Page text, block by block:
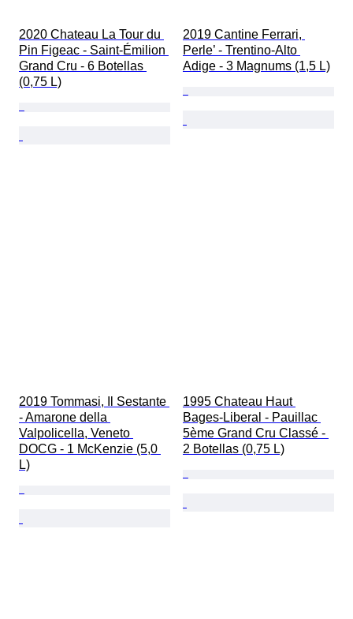
2020 Chateau La Tour du
Pin Figeac - Saint-Émilion
Grand Cru - 6 Botellas
(0,75 L)
2019 Cantine Ferrari,
Perle’ - Trentino-Alto
Adige - 3 Magnums (1,5 L)
2019 Tommasi, Il Sestante
- Amarone della
Valpolicella, Veneto
DOCG - 1 McKenzie (5,0
L)
1995 Chateau Haut
Bages-Liberal - Pauillac
5ème Grand Cru Classé -
2 Botellas (0,75 L)